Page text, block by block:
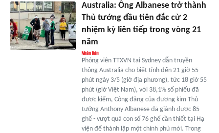
Australia: Ông Albanese trở thành
Thủ tướng đầu tiên đắc cử 2
nhiệm kỳ liên tiếp trong vòng 21
năm
Phóng viên TTXVN tại Sydney dẫn truyền
thông Australia cho biết tính đến 21 giờ 55
phút ngày 3/5 (giờ địa phương), tức 18 giờ 55
phút (giờ Việt Nam), với 38,1% số phiếu đã
được kiểm, Công đảng của đương kim Thủ
tướng Anthony Albanese đã giành được 85
ghế - vượt quá con số 76 ghế cần thiết tại Hạ
viện để thành lập một chính phủ mới. Trong